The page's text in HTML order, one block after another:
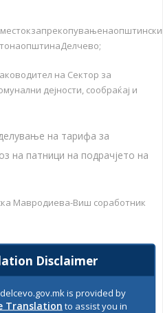
на Сектор за
дејности, сообраќај и
на тарифа за
на патници на подрачјето на
Мавродиева-Виш соработник
финансиското работење на
за периодот од 01.01.2023 до
за усвојување;
Disclaimer
is provided by
Translation to assist you in